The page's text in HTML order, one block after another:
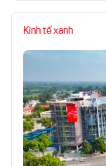
Kinh tế xanh